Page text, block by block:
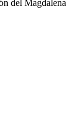
del Magdalena